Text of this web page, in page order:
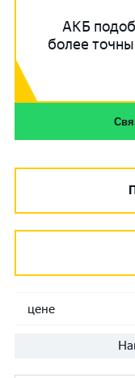
АКБ
более
цене